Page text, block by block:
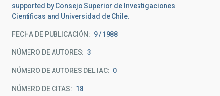
supported by Consejo Superior de Investigaciones
Cientificas and Universidad de Chile.
FECHA DE PUBLICACIÓN: 9 1988
NÚMERO DE AUTORES 3
NÚMERO DE AUTORES DEL IAC 0
NÚMERO DE CITAS 18